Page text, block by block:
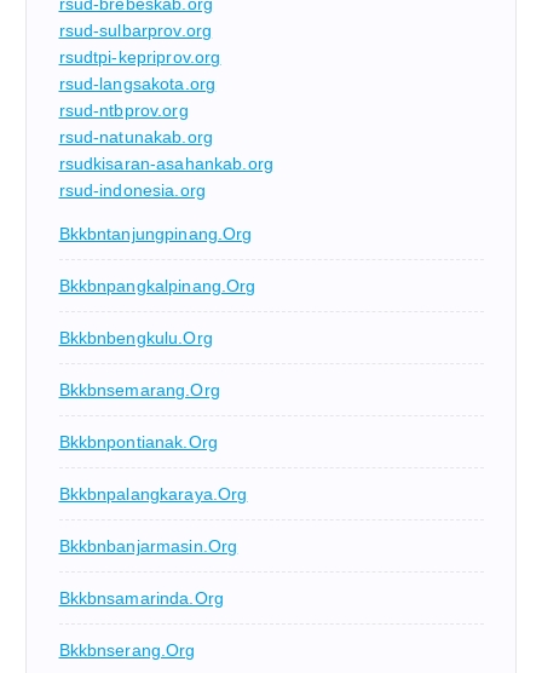
rsud-sulbarprov.org
rsudtpi-kepriprov.org
rsud-langsakota.org
rsud-ntbprov.org
rsud-natunakab.org
rsudkisaran-asahankab.org
rsud-indonesia.org
Bkkbntanjungpinang.org
Bkkbnpangkalpinang.org
Bkkbnbengkulu.org
Bkkbnsemarang.org
Bkkbnpontianak.org
Bkkbnpalangkaraya.org
Bkkbnbanjarmasin.org
Bkkbnsamarinda.org
Bkkbnserang.org